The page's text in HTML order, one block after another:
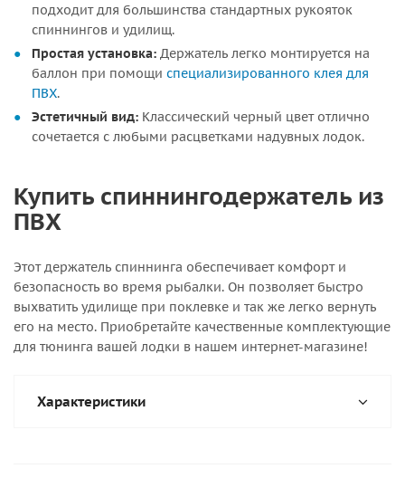
подходит для большинства стандартных рукояток
спиннингов и удилищ.
Простая установка: Держатель легко монтируется на
баллон при помощи специализированного клея для
ПВХ.
Эстетичный вид: Классический черный цвет отлично
сочетается с любыми расцветками надувных лодок.
Купить спиннингодержатель из
ПВХ
Этот держатель спиннинга обеспечивает комфорт и
безопасность во время рыбалки. Он позволяет быстро
выхватить удилище при поклевке и так же легко вернуть
его на место. Приобретайте качественные комплектующие
для тюнинга вашей лодки в нашем интернет-магазине!
Характеристики